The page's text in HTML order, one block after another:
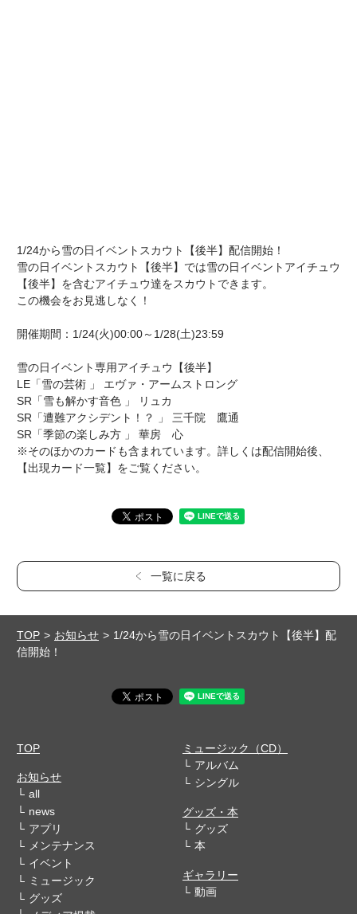
1/24から雪の日イベントスカウト【後半】配信開始！
雪の日イベントスカウト【後半】では雪の日イベントアイチュウ
【後半】を含むアイチュウ達をスカウトできます。
この機会をお見逃しなく！
開催期間：1/24(火)00:00～1/28(土)23:59
雪の日イベント専用アイチュウ【後半】
LE「雪の芸術 」 エヴァ・アームストロング
SR「雪も解かす音色 」 リュカ
SR「遭難アクシデント！？ 」 三千院 鷹通
SR「季節の楽しみ方 」 華房 心
※そのほかのカードも含まれています。詳しくは配信開始後、
【出現カード一覧】をご覧ください。
一覧に戻る
TOP お知らせ
1/24から雪の日イベントスカウト【後半】配
信開始！
TOP
お知らせ
all
news
アプリ
メンテナンス
イベント
ミュージック
グッズ
ミュージック（CD）
アルバム
シングル
グッズ・本
グッズ
本
ギャラリー
動画